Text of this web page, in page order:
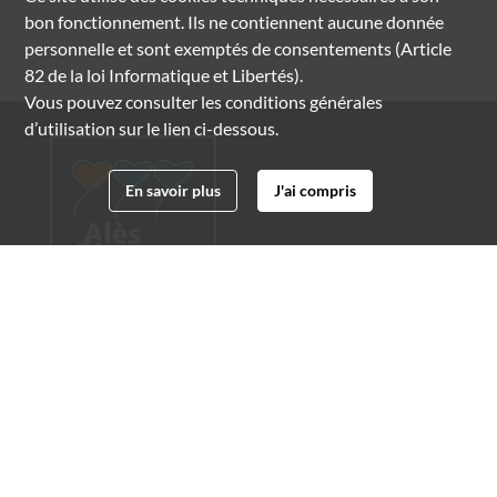
bon fonctionnement. Ils ne contiennent aucune donnée
personnelle et sont exemptés de consentements (Article
82 de la loi Informatique et Libertés).
Vous pouvez consulter les conditions générales
d’utilisation sur le lien ci-dessous.
En savoir plus J'ai compris